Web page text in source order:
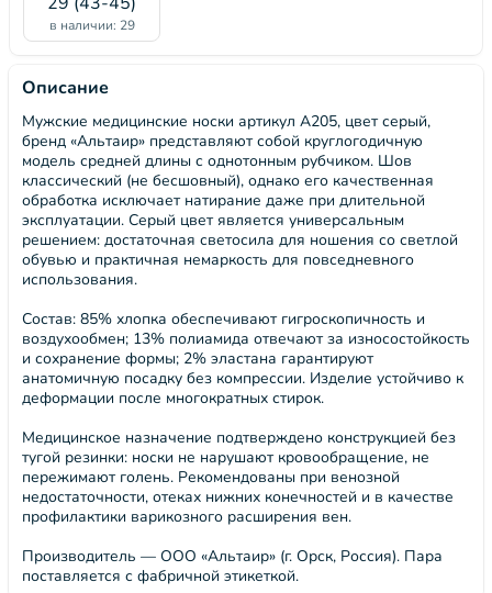
в наличии: 29
Описание
Мужские медицинские носки артикул А205, цвет серый,
бренд «Альтаир» представляют собой круглогодичную
модель средней длины с однотонным рубчиком. Шов
классический (не бесшовный), однако его качественная
обработка исключает натирание даже при длительной
эксплуатации. Серый цвет является универсальным
решением: достаточная светосила для ношения со светлой
обувью и практичная немаркость для повседневного
использования.
Состав: 85% хлопка обеспечивают гигроскопичность и
воздухообмен; 13% полиамида отвечают за износостойкость
и сохранение формы; 2% эластана гарантируют
анатомичную посадку без компрессии. Изделие устойчиво к
деформации после многократных стирок.
Медицинское назначение подтверждено конструкцией без
тугой резинки: носки не нарушают кровообращение, не
пережимают голень. Рекомендованы при венозной
недостаточности, отеках нижних конечностей и в качестве
профилактики варикозного расширения вен.
Производитель — ООО «Альтаир» (г. Орск, Россия). Пара
поставляется с фабричной этикеткой.